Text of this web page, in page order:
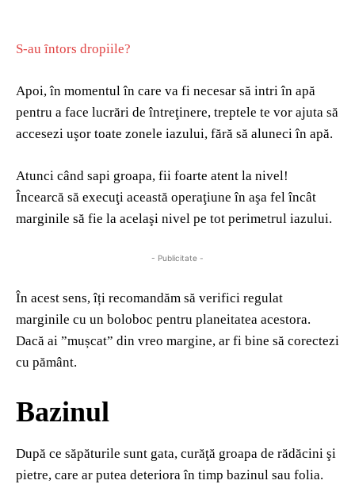
S-au ȋntors dropiile?
Apoi, în momentul în care va fi necesar să intri în apă
pentru a face lucrări de întreţinere, treptele te vor ajuta să
accesezi uşor toate zonele iazului, fără să aluneci în apă.
Atunci când sapi groapa, fii foarte atent la nivel!
Încearcă să execuţi această operaţiune în aşa fel încât
marginile să fie la acelaşi nivel pe tot perimetrul iazului.
- Publicitate -
În acest sens, îți recomandăm să verifici regulat
marginile cu un boloboc pentru planeitatea acestora.
Dacă ai ”mușcat” din vreo margine, ar fi bine să corectezi
cu pământ.
Bazinul
După ce săpăturile sunt gata, curăţă groapa de rădăcini şi
pietre, care ar putea deteriora în timp bazinul sau folia.